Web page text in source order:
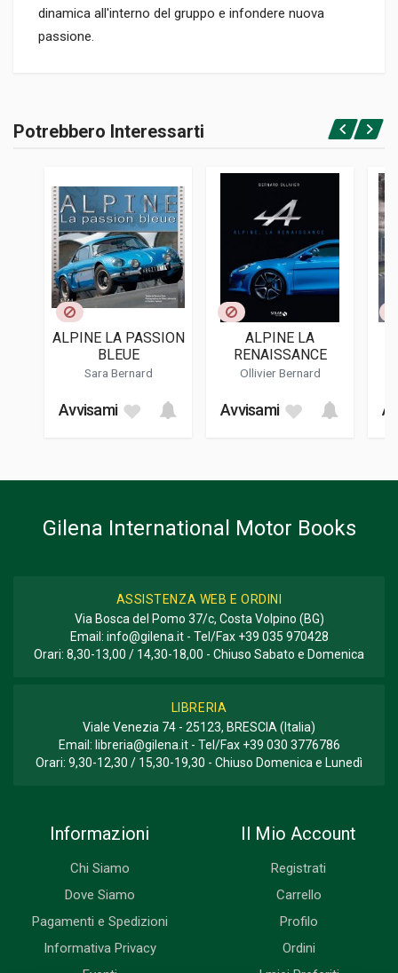
dinamica all'interno del gruppo e infondere nuova
passione.
Rilegato con cofanetto
ISBN / EAN
9791028300715
LINGUA DEL TESTO
Francese
25 x 31 x 3,5 cm
Accedi o registrati
Potrebbero Interessarti
ALPINE LA PASSION
BLEUE
Sara Bernard
Avvisami
ALPINE LA
RENAISSANCE
Ollivier Bernard
Avvisami
Gilena International Motor Books
ASSISTENZA WEB E ORDINI
Via Bosca del Pomo 37/c, Costa Volpino (BG)
Email: info@gilena.it- Tel/Fax +39 035 970428
Orari: 8,30-13,00 / 14,30-18,00 - Chiuso Sabato e Domenica
LIBRERIA
Viale Venezia 74 - 25123, BRESCIA (Italia)
Email: libreria@gilena.it- Tel/Fax +39 030 3776786
Orari: 9,30-12,30 / 15,30-19,30 - Chiuso Domenica e Lunedì
Informazioni
Chi Siamo
Dove Siamo
Pagamenti e Spedizioni
Informativa Privacy
Il Mio Account
Registrati
Carrello
Profilo
Ordini